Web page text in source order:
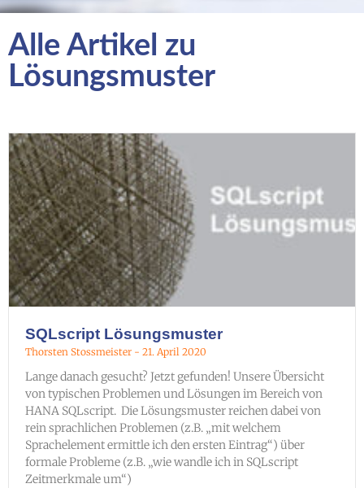
Alle Artikel zu
Lösungsmuster
SQLscript Lösungsmuster
Thorsten Stossmeister 21. April 2020
Lange danach gesucht? Jetzt gefunden! Unsere Übersicht
von typischen Problemen und Lösungen im Bereich von
HANA SQLscript. Die Lösungsmuster reichen dabei von
rein sprachlichen Problemen (z.B. „mit welchem
Sprachelement ermittle ich den ersten Eintrag“) über
formale Probleme (z.B. „wie wandle ich in SQLscript
Zeitmerkmale um“)